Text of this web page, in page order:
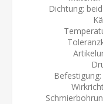
Dichtung: